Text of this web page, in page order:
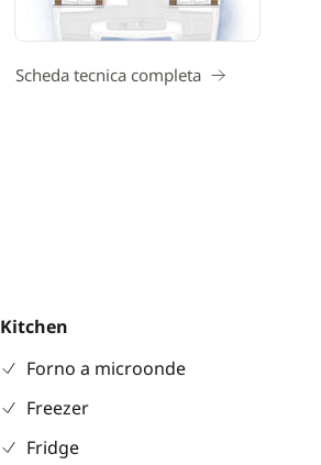
Scheda tecnica completa
Kitchen
Forno a microonde
Freezer
Fridge